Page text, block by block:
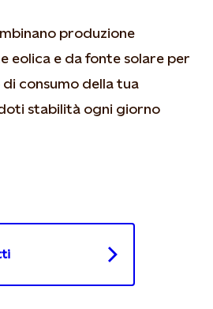
produzione
eolica e da fonte solare per
consumo della tua
stabilità ogni giorno